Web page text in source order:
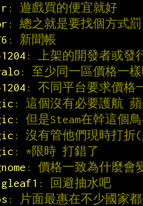
: 遊戲買的便宜就好
: 總之就是要找個方式罰
: 新聞帳
: 上架的開發者或發
: 至少同一區價格一
: 不同平台要求價格
: 這個沒有必要護航
: 但是Steam在幹這個
: 沒有管他們現時打折
: *限時 打錯了
: 價格一致為什麼會
: 回避抽水吧
: 片面最惠在不少國家